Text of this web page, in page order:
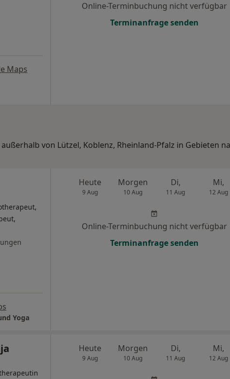
Maps
Online-Terminbuchung nicht verfügbar
Terminanfrage senden
von Lützel, Koblenz, Rheinland-Pfalz in Gebieten
Yoga
Heute
9 Aug
Morgen
10 Aug
Di,
11 Aug
Mi,
12 Aug
Online-Terminbuchung nicht verfügbar
Terminanfrage senden
Heute
9 Aug
Morgen
10 Aug
Di,
11 Aug
Mi,
12 Aug